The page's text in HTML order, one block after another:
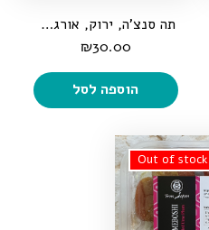
תה סנצ'ה, ירוק, אורגני, 100 גרם
₪30.00
הוספה לסל